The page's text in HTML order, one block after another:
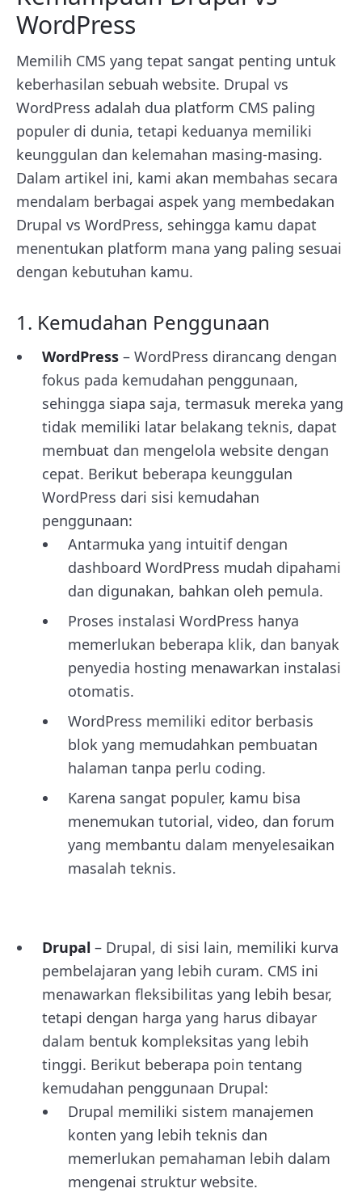
WordPress
Memilih CMS yang tepat sangat penting untuk
keberhasilan sebuah website. Drupal vs
WordPress adalah dua platform CMS paling
populer di dunia, tetapi keduanya memiliki
keunggulan dan kelemahan masing-masing.
Dalam artikel ini, kami akan membahas secara
mendalam berbagai aspek yang membedakan
Drupal vs WordPress, sehingga kamu dapat
menentukan platform mana yang paling sesuai
dengan kebutuhan kamu.
1. Kemudahan Penggunaan
WordPress – WordPress dirancang dengan
fokus pada kemudahan penggunaan,
sehingga siapa saja, termasuk mereka yang
tidak memiliki latar belakang teknis, dapat
membuat dan mengelola website dengan
cepat. Berikut beberapa keunggulan
WordPress dari sisi kemudahan
penggunaan:
Antarmuka yang intuitif dengan
dashboard WordPress mudah dipahami
dan digunakan, bahkan oleh pemula.
Proses instalasi WordPress hanya
memerlukan beberapa klik, dan banyak
penyedia hosting menawarkan instalasi
otomatis.
WordPress memiliki editor berbasis
blok yang memudahkan pembuatan
halaman tanpa perlu coding.
Karena sangat populer, kamu bisa
menemukan tutorial, video, dan forum
yang membantu dalam menyelesaikan
masalah teknis.
Drupal – Drupal, di sisi lain, memiliki kurva
pembelajaran yang lebih curam. CMS ini
menawarkan fleksibilitas yang lebih besar,
tetapi dengan harga yang harus dibayar
dalam bentuk kompleksitas yang lebih
tinggi. Berikut beberapa poin tentang
kemudahan penggunaan Drupal:
Drupal memiliki sistem manajemen
konten yang lebih teknis dan
memerlukan pemahaman lebih dalam
mengenai struktur website.